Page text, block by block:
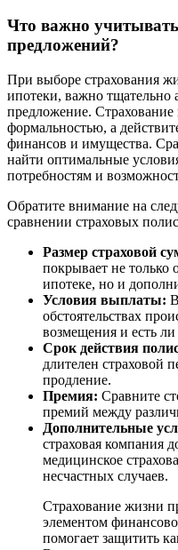
Что важно
предложений?
При выборе страхования
ипотеки, важно тщательно
предложение.
формальностью, а
финансов и имущества.
найти оптимальные
потребностям и
Обратите внимание на
сравнении страховых
Размер страховой
покрывает не только
ипотеке, но и
Условия выплаты:
обстоятельствах
возмещения и есть
Срок действия
длителен страховой
продление.
Премия: Сравните
премий между
Дополнительные
страховая компания
медицинское
несчастных случаев.
Страхование жизни
элементом
помогает защитить